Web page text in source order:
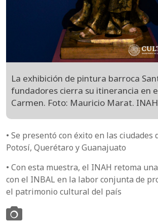
La exhibición de pintura barroca
fundadores cierra su itinerancia en
Carmen. Foto: Mauricio Marat. INAH
• Se presentó con éxito en las ciudades
Potosí, Querétaro y Guanajuato
• Con esta muestra, el INAH retoma
con el INBAL en la labor conjunta de
el patrimonio cultural del país